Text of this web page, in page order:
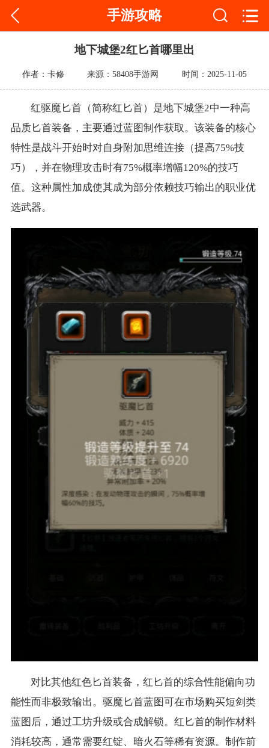
手游攻略
地下城堡2红匕首哪里出
作者：卡修 来源：58408手游网 时间：2025-11-05
红驱魔匕首（简称红匕首）是地下城堡2中一种高
品质匕首装备，主要通过蓝图制作获取。该装备的核心
特性是战斗开始时对自身附加思维连接（提高75%技
巧），并在物理攻击时有75%概率增幅120%的技巧
值。这种属性加成使其成为部分依赖技巧输出的职业优
选武器。
对比其他红色匕首装备，红匕首的综合性能偏向功
能性而非极致输出。 驱魔匕首蓝图可在市场购买短剑类
蓝图后，通过工坊升级或合成解锁。红匕首的制作材料
消耗较高，通常需要红锭、暗火石等稀有资源。制作前